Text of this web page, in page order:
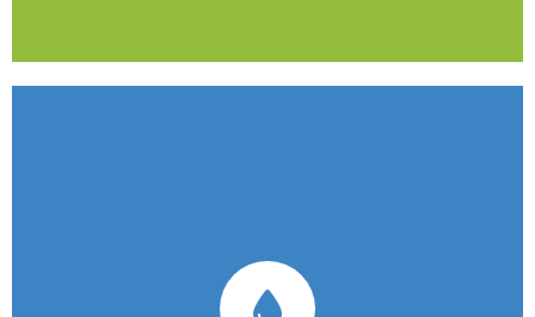
garantissent une prestation de nettoyage de